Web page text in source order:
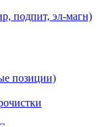
подпит, эл-магн)
позиции)